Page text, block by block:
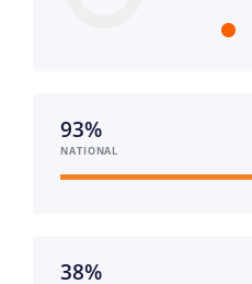
93%
NATIONAL
38%